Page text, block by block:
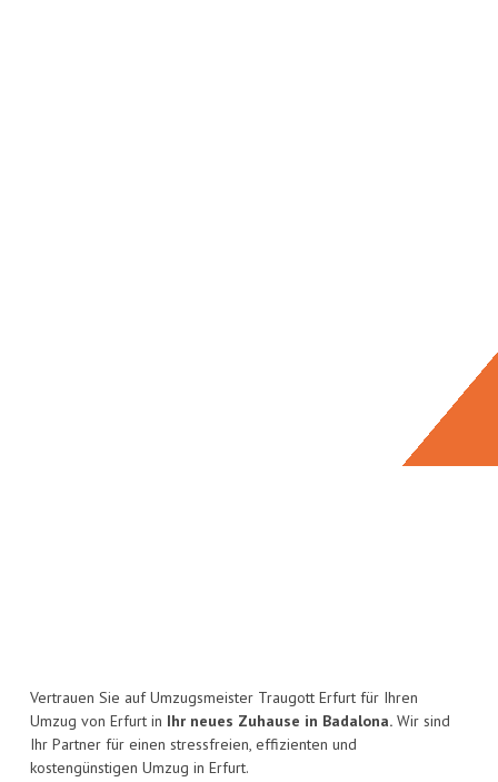
Vertrauen Sie auf Umzugsmeister Traugott Erfurt für Ihren
Umzug von Erfurt in Ihr neues Zuhause in Badalona. Wir sind
Ihr Partner für einen stressfreien, effizienten und
kostengünstigen Umzug in Erfurt.